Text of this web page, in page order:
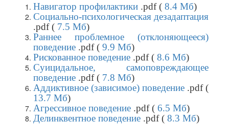
Навигатор профилактики .pdf ( 8.4 Мб)
Социально-психологическая дезадаптация
.pdf ( 7.5 Мб)
Раннее проблемное (отклоняющееся)
поведение .pdf ( 9.9 Мб)
Рискованное поведение .pdf ( 8.6 Мб)
Суицидальное, самоповреждающее
поведение .pdf ( 7.8 Мб)
Аддиктивное (зависимое) поведение .pdf (
13.7 Мб)
Агрессивное поведение .pdf ( 6.5 Мб)
Делинквентное поведение .pdf ( 8.3 Мб)